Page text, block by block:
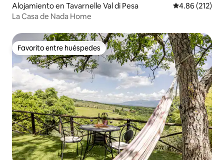
Alojamiento en Tavarnelle Val di Pesa Calificación
4.86 (212)
La Casa de Nada Home
Favorito entre huéspedes
Favorito entre huéspedes